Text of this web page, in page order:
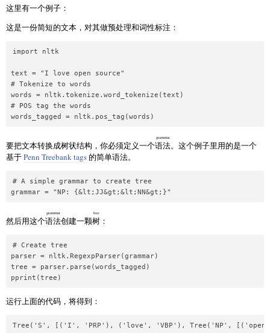
这里有一个例子：
这是一份简短的文本，对其做预处理和词性标注：
import nltk
text = "I love open source"
# Tokenize to words
words = nltk.tokenize.word_tokenize(text)
# POS tag the words
要把文本转换成树状结构，你必须定义一个语法
grammar
。这个例子里用的是一个
基于Penn Treebank tags的简单语法。
# A simple grammar to create tree
然后用这个语法
grammar
创建一颗树
tree
：
# Create tree
parser = nltk.RegexpParser(grammar)
tree = parser.parse(words_tagged)
运行上面的代码，将得到：